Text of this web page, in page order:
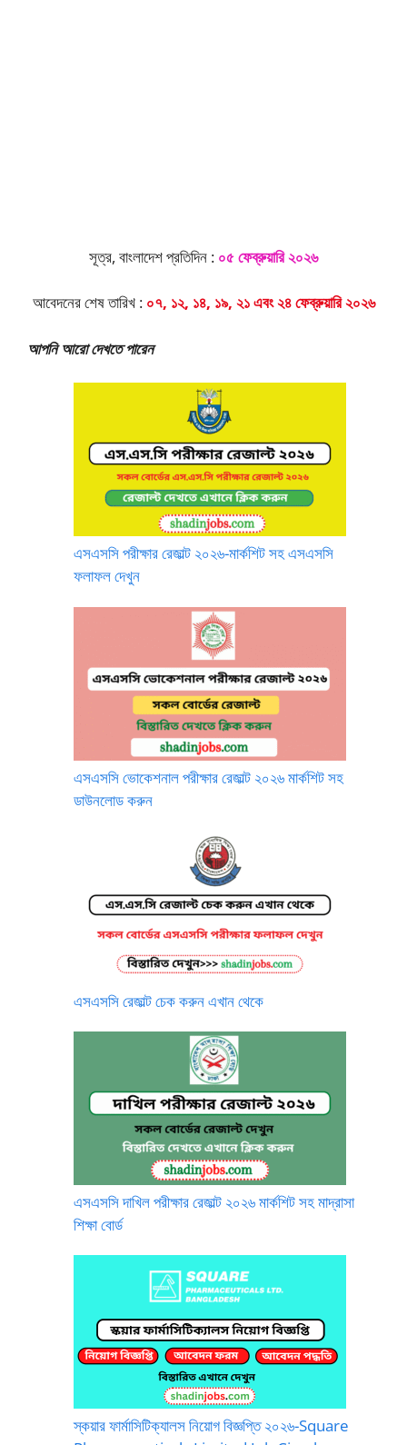
সূত্র, বাংলাদেশ প্রতিদিন : ০৫ ফেব্রুয়ারি ২০২৬
আবেদনের শেষ তারিখ : ০৭, ১২, ১৪, ১৯, ২১ এবং ২৪ ফেব্রুয়ারি ২০২৬
আপনি আরো দেখতে পারেন
এসএসসি পরীক্ষার রেজাল্ট ২০২৬-মার্কশিট সহ এসএসসি
ফলাফল দেখুন
এসএসসি ভোকেশনাল পরীক্ষার রেজাল্ট ২০২৬ মার্কশিট সহ
ডাউনলোড করুন
এসএসসি রেজাল্ট চেক করুন এখান থেকে
এসএসসি দাখিল পরীক্ষার রেজাল্ট ২০২৬ মার্কশিট সহ মাদ্রাসা
শিক্ষা বোর্ড
স্কয়ার ফার্মাসিটিক্যালস নিয়োগ বিজ্ঞপ্তি ২০২৬-Square